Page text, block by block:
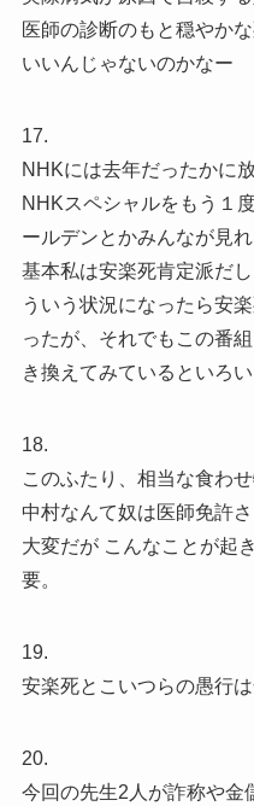
医師の診断のもと穏やか
いいんじゃないのかなー
17.
NHKには去年だったかに
NHKスペシャルをもう１
ールデンとかみんなが見れ
基本私は安楽死肯定派だ
ういう状況になったら安
ったが、それでもこの番
き換えてみているといろ
18.
このふたり、相当な食わせ
中村なんて奴は医師免許さ
大変だが こんなことが起
要。
19.
安楽死とこいつらの愚行は
20.
今回の先生2人が詐称や金